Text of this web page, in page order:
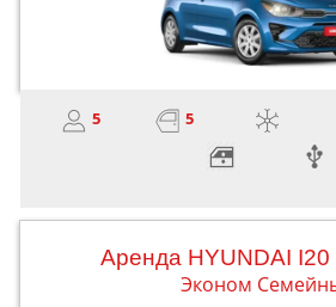
5 5
Aренда HYUNDAI I20
Эконом